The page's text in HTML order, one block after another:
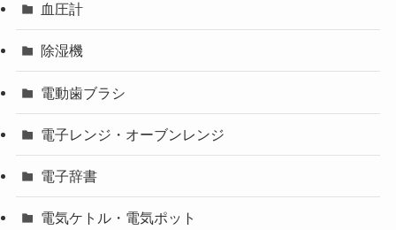
血圧計
除湿機
電動歯ブラシ
電子レンジ・オーブンレンジ
電子辞書
電気ケトル・電気ポット